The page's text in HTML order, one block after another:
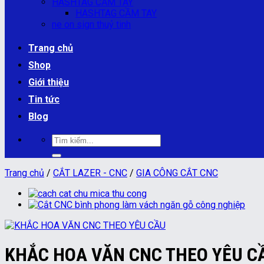
HASHTAG CẦM TAY
ne on sign thuỷ tinh
Trang chủ
Shop
Giới thiệu
Tin tức
Blog
Tìm
kiếm:
Trang chủ / CẮT LAZER - CNC / GIA CÔNG CẮT CNC
KHẮC HOA VĂN CNC THEO YÊU